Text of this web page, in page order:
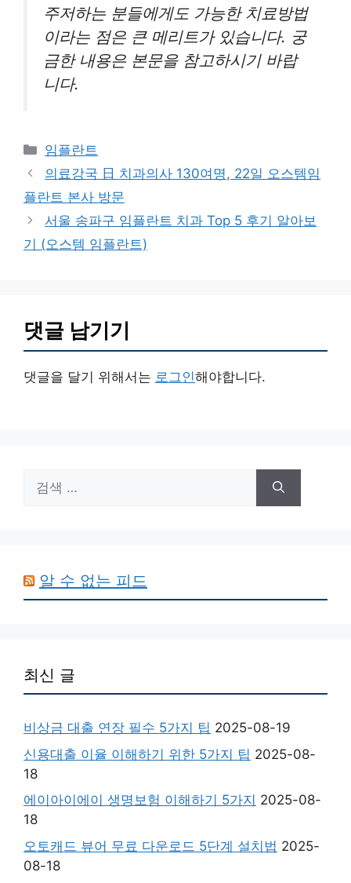
주저하는 분들에게도 가능한 치료방법
이라는 점은 큰 메리트가 있습니다. 궁
금한 내용은 본문을 참고하시기 바랍
니다.
카
테
고
리
임플란트
의료강국 日 치과의사 130여명, 22일 오스템임
플란트 본사 방문
서울 송파구 임플란트 치과 Top 5 후기 알아보
기 (오스템 임플란트)
댓글 남기기
댓글을 달기 위해서는 로그인해야합니다.
색:
알 수 없는 피드
최신 글
비상금 대출 연장 필수 5가지 팁 2025-08-19
신용대출 이율 이해하기 위한 5가지 팁 2025-08-
18
에이아이에이 생명보험 이해하기 5가지 2025-08-
18
오토캐드 뷰어 무료 다운로드 5단계 설치법 2025-
08-18